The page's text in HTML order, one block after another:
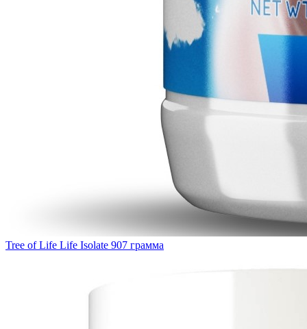
Tree of Life Life Isolate 907 грамма